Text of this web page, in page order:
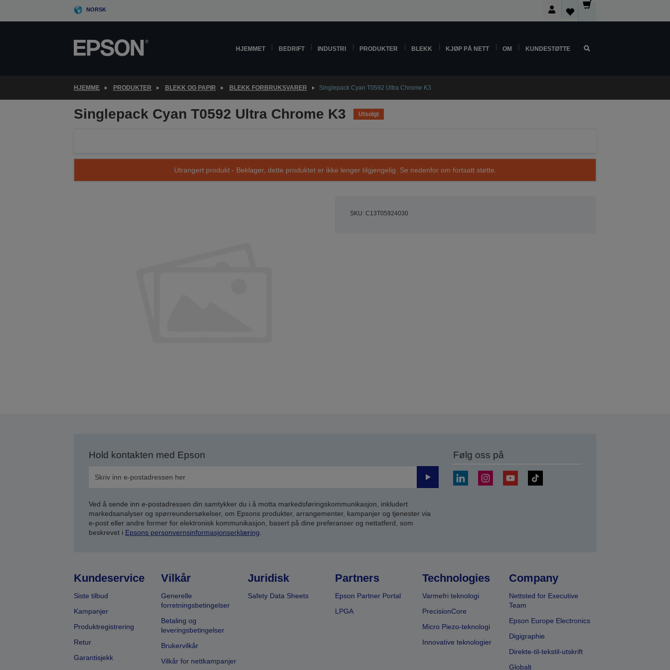
NORSK
HJEMMET BEDRIFT INDUSTRI PRODUKTER BLEKK KJØP PÅ NETT OM KUNDESTØTTE
HJEMME PRODUKTER BLEKK OG PAPIR BLEKK FORBRUKSVARER Singlepack Cyan T0592 Ultra Chrome K3
Singlepack Cyan T0592 Ultra Chrome K3 Utsolgt
Utrangert produkt - Beklager, dette produktet er ikke lenger tilgjengelig. Se nedenfor om fortsatt støtte.
SKU: C13T05924030
Hold kontakten med Epson
Send
Ved å sende inn e-postadressen din samtykker du i å motta markedsføringskommunikasjon, inkludert
markedsanalyser og spørreundersøkelser, om Epsons produkter, arrangementer, kampanjer og tjenester via
e-post eller andre former for elektronisk kommunikasjon, basert på dine preferanser og nettatferd, som
beskrevet i Epsons personvernsinformasjonserklæring
Følg oss på
Kundeservice
Siste tilbud
Kampanjer
Produktregistrering
Retur
Garantisjekk
Vilkår
Generelle
forretningsbetingelser
Betaling og
leveringsbetingelser
Brukervilkår
Vilkår for nettkampanjer
Juridisk
Safety Data Sheets
Partners
Epson Partner Portal
LPGA
Technologies
Varmefri teknologi
PrecisionCore
Micro Piezo-teknologi
Innovative teknologier
Company
Nettsted for Executive
Team
Epson Europe Electronics
Digigraphie
Direkte-til-tekstil-utskrift
Globalt